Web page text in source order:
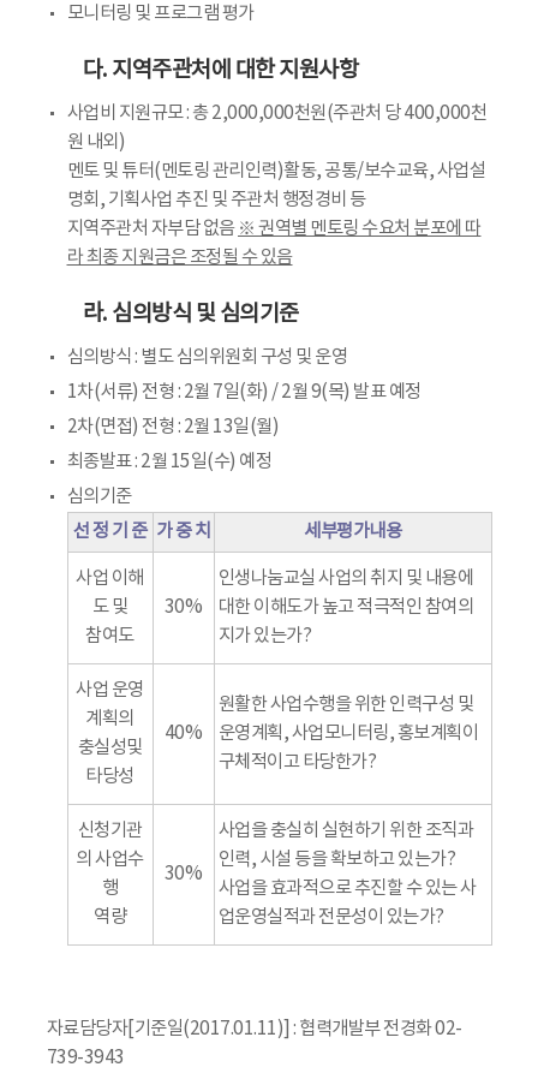
모니터링 및 프로그램 평가
다. 지역주관처에 대한 지원사항
사업비 지원규모 : 총 2,000,000천원(주관처 당 400,000천
원 내외)
멘토 및 튜터(멘토링 관리인력)활동, 공통/보수교육, 사업설
명회, 기획사업 추진 및 주관처 행정경비 등
지역주관처 자부담 없음 ※ 권역별 멘토링 수요처 분포에 따
라 최종 지원금은 조정될 수 있음
라. 심의방식 및 심의기준
심의방식 : 별도 심의위원회 구성 및 운영
1차(서류) 전형 : 2월 7일(화) / 2월 9(목) 발표 예정
2차(면접) 전형 : 2월 13일(월)
최종발표 : 2월 15일(수) 예정
심의기준
선 정 기 준 가 중 치 세부평가내용
사업 이해
도 및
참여도
30%
인생나눔교실 사업의 취지 및 내용에
대한 이해도가 높고 적극적인 참여의
지가 있는가?
사업 운영
계획의
충실성및
타당성
40%
원활한 사업수행을 위한 인력구성 및
운영계획, 사업모니터링, 홍보계획이
구체적이고 타당한가?
신청기관
의 사업수
행
역량
30%
사업을 충실히 실현하기 위한 조직과
인력, 시설 등을 확보하고 있는가?
사업을 효과적으로 추진할 수 있는 사
업운영실적과 전문성이 있는가?
자료담당자[기준일(2017.01.11)] : 협력개발부 전경화 02-
739-3943